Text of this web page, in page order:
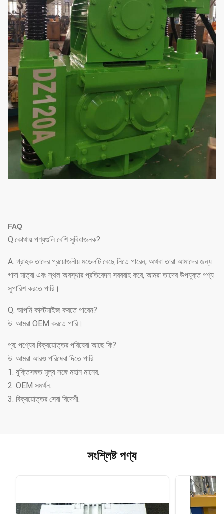
FAQ
Q.কোথায় পণ্যগুলি বেশি সুবিধাজনক?
A. গ্রাহক তাদের প্রয়োজনীয় মডেলটি বেছে নিতে পারেন, অথবা তারা আমাদের জন্য
গাদা মাত্রা এবং স্থল অবস্থার প্রতিবেদন সরবরাহ করে, আমরা তাদের উপযুক্ত পণ্য
সুপারিশ করতে পারি।
Q. আপনি কাস্টমাইজ করতে পারেন?
উ: আমরা OEM করতে পারি।
প্র: পণ্যের বিক্রয়োত্তর পরিষেবা আছে কি?
উ: আমরা আরও পরিষেবা দিতে পারি:
1. যুক্তিসঙ্গত মূল্য সঙ্গে মহান মানের.
2. OEM সমর্থন.
3. বিক্রয়োত্তর সেবা বিদেশী.
সংশ্লিষ্ট পণ্য